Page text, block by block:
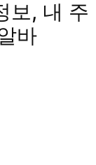
보, 내 주
바